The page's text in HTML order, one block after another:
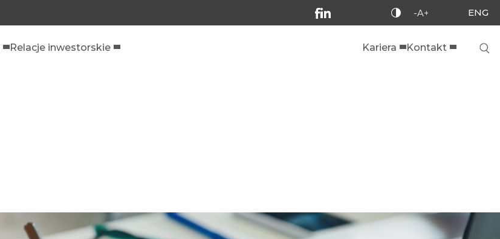
-A+ ENG
Relacje inwestorskie Kariera Kontakt